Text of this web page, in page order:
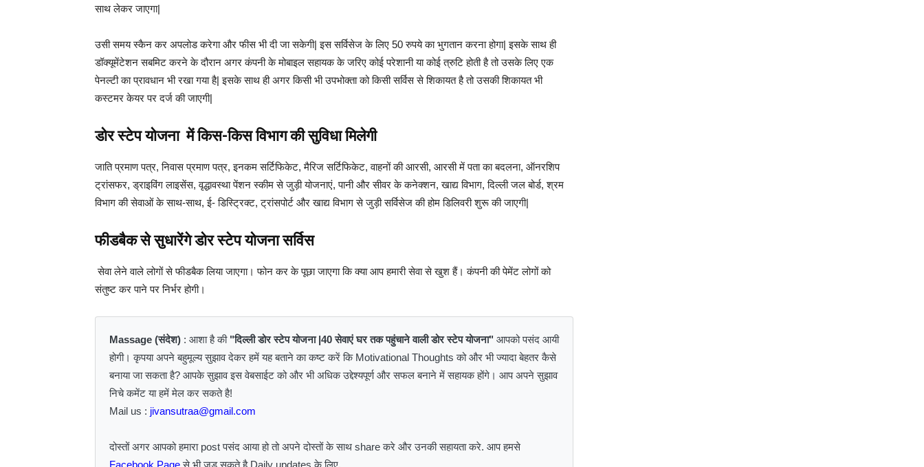
साथ लेकर जाएगा|
उसी समय स्कैन कर अपलोड करेगा और फीस भी दी जा सकेगी| इस सर्विसेज के लिए 50 रुपये का भुगतान करना होगा| इसके साथ ही
डॉक्यूमेंटेशन सबमिट करने के दौरान अगर कंपनी के मोबाइल सहायक के जरिए कोई परेशानी या कोई त्रुटि होती है तो उसके लिए एक
पेनल्टी का प्रावधान भी रखा गया है| इसके साथ ही अगर किसी भी उपभोक्ता को किसी सर्विस से शिकायत है तो उसकी शिकायत भी
कस्टमर केयर पर दर्ज की जाएगी|
डोर स्टेप योजना में किस-किस विभाग की सुविधा मिलेगी
जाति प्रमाण पत्र, निवास प्रमाण पत्र, इनकम सर्टिफिकेट, मैरिज सर्टिफिकेट, वाहनों की आरसी, आरसी में पता का बदलना, ऑनरशिप
ट्रांसफर, ड्राइविंग लाइसेंस, वृद्धावस्था पेंशन स्कीम से जुड़ी योजनाएं, पानी और सीवर के कनेक्शन, खाद्य विभाग, दिल्ली जल बोर्ड, श्रम
विभाग की सेवाओं के साथ-साथ, ई- डिस्ट्रिक्ट, ट्रांसपोर्ट और खाद्य विभाग से जुड़ी सर्विसेज की होम डिलिवरी शुरू की जाएगी|
फीडबैक से सुधारेंगेडोर स्टेप योजनासर्विस
सेवा लेने वाले लोगों से फीडबैक लिया जाएगा। फोन कर के पूछा जाएगा कि क्या आप हमारी सेवा से खुश हैं। कंपनी की पेमेंट लोगों को
संतुष्ट कर पाने पर निर्भर होगी।
Massage (संदेश) : आशा है की "दिल्ली डोर स्टेप योजना |40 सेवाएं घर तक पहुंचाने वाली डोर स्टेप योजना" आपको पसंद आयी
होगी। कृपया अपने बहुमूल्य सुझाव देकर हमें यह बताने का कष्ट करें कि Motivational Thoughts को और भी ज्यादा बेहतर कैसे
बनाया जा सकता है? आपके सुझाव इस वेबसाईट को और भी अधिक उद्देश्यपूर्ण और सफल बनाने में सहायक होंगे। आप अपने सुझाव
निचे कमेंट या हमें मेल कर सकते है!
Mail us : jivansutraa@gmail.com
दोस्तों अगर आपको हमारा post पसंद आया हो तो अपने दोस्तों के साथ share करे और उनकी सहायता करे. आप हमसे
Facebook Pageसे भी जुड़ सकते है Daily updates के लिए.